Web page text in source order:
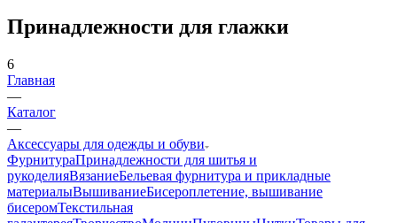
Принадлежности для глажки
6
Главная
—
Каталог
—
Аксессуары для одежды и обуви
ФурнитураПринадлежности для шитья и
рукоделияВязаниеБельевая фурнитура и прикладные
материалыВышиваниеБисероплетение, вышивание
бисеромТекстильная